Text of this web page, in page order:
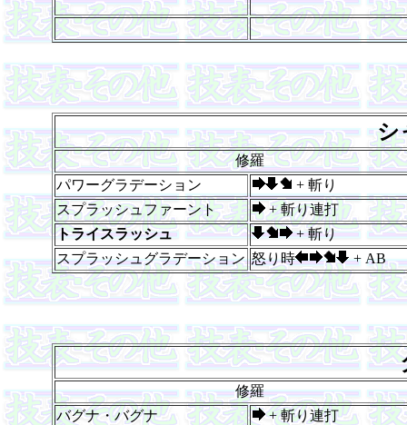
シ
修羅
パワーグラデーション
+ 斬り
スプラッシュファーント
+ 斬り連打
トライスラッシュ
+ 斬り
スプラッシュグラデーション 怒り時 + AB
修羅
バグナ・バグナ
+ 斬り連打